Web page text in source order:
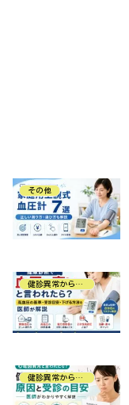
その他
健診異常から探す
健診異常から探す